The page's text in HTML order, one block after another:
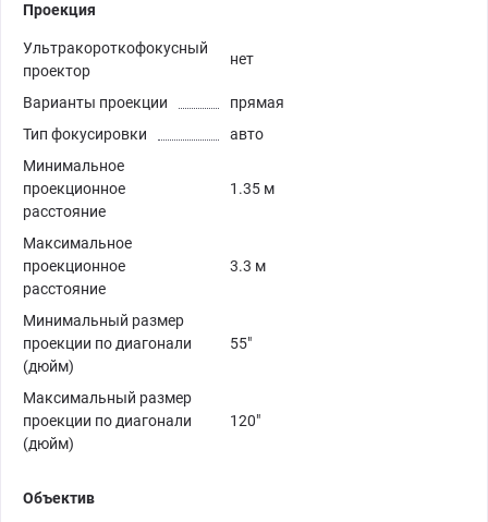
Проекция
Ультракороткофокусный
проектор
нет
Варианты проекции
прямая
Тип фокусировки
авто
Минимальное
проекционное
расстояние
1.35 м
Максимальное
проекционное
расстояние
3.3 м
Минимальный размер
проекции по диагонали
(дюйм)
55"
Максимальный размер
проекции по диагонали
(дюйм)
120"
Объектив